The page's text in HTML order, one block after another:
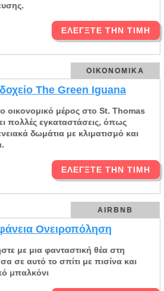
ΕΛΈΓΞΤΕ ΤΗΝ ΤΙΜΉ
ΟΙΚΟΝΟΜΙΚΆ
The Green Iguana
οικονομικό μέρος στο St. Thomas
πολλές εγκαταστάσεις, όπως
δωμάτια με κλιματισμό και
ΕΛΈΓΞΤΕ ΤΗΝ ΤΙΜΉ
AIRBNB
Ονειροπόληση
με μια φανταστική θέα στη
σε αυτό το σπίτι με πισίνα και
μπαλκόνι